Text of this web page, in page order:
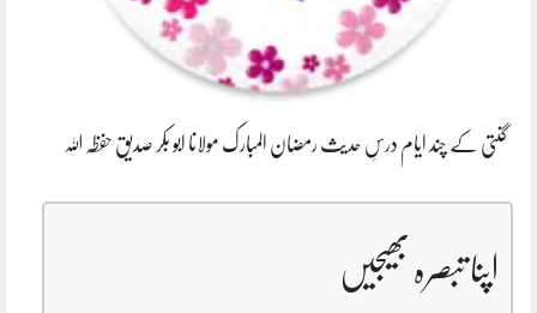
گنتی کے چند ایام درسِ حدیث رمضان المبارک مولانا ابو بکر صدیق حفظہ اللہ
اپنا تبصرہ بھیجیں